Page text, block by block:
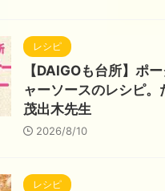
レシピ
【DAIGOも台所】ポ
ャーソースのレシピ。
茂出木先生
2026/8/10
レシピ